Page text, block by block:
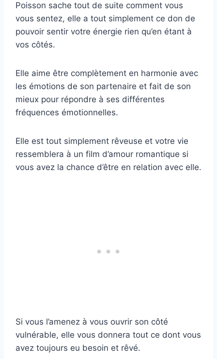
Poisson sache tout de suite comment vous
vous sentez, elle a tout simplement ce don de
pouvoir sentir votre énergie rien qu’en étant à
vos côtés.
Elle aime être complètement en harmonie avec
les émotions de son partenaire et fait de son
mieux pour répondre à ses différentes
fréquences émotionnelles.
Elle est tout simplement rêveuse et votre vie
ressemblera à un film d’amour romantique si
vous avez la chance d’être en relation avec elle.
Si vous l’amenez à vous ouvrir son côté
vulnérable, elle vous donnera tout ce dont vous
avez toujours eu besoin et rêvé.